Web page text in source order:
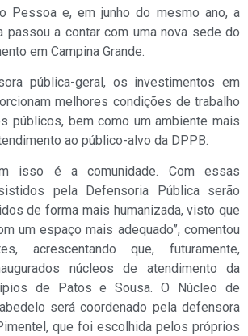
Pessoa e, em junho do mesmo ano, a
passou a contar com uma nova sede do
em Campina Grande.
pública-geral, os investimentos em
melhores condições de trabalho
públicos, bem como um ambiente mais
ao público-alvo da DPPB.
isso é a comunidade. Com essas
pela Defensoria Pública serão
de forma mais humanizada, visto que
um espaço mais adequado”, comentou
acrescentando que, futuramente,
núcleos de atendimento da
de Patos e Sousa. O Núcleo de
será coordenado pela defensora
que foi escolhida pelos próprios